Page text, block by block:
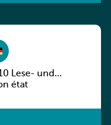
Lese- und
état